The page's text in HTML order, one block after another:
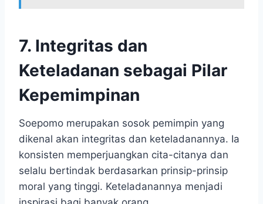
7. Integritas dan
Keteladanan sebagai Pilar
Kepemimpinan
Soepomo merupakan sosok pemimpin yang
dikenal akan integritas dan keteladanannya. Ia
konsisten memperjuangkan cita-citanya dan
selalu bertindak berdasarkan prinsip-prinsip
moral yang tinggi. Keteladanannya menjadi